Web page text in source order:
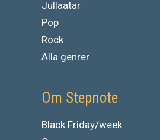
Jullaatar
Pop
Rock
Alla genrer
Om Stepnote
Black Friday/week